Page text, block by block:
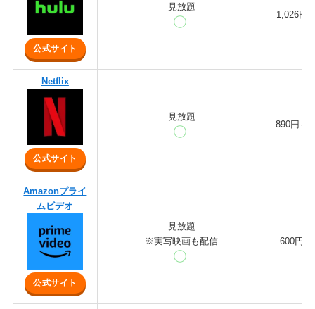
公式サイト
見放題
1,026円
Netflix
公式サイト
見放題
890円～
Amazonプライ
ムビデオ
公式サイト
見放題
※実写映画も配信
600円